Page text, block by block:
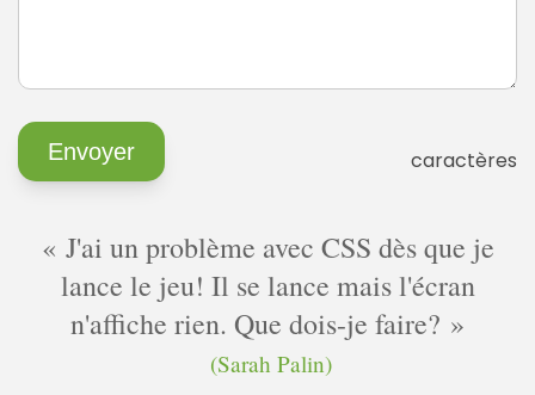
caractères
J'ai un problème avec CSS dès que je
lance le jeu! Il se lance mais l'écran
n'affiche rien. Que dois-je faire?
(Sarah Palin)